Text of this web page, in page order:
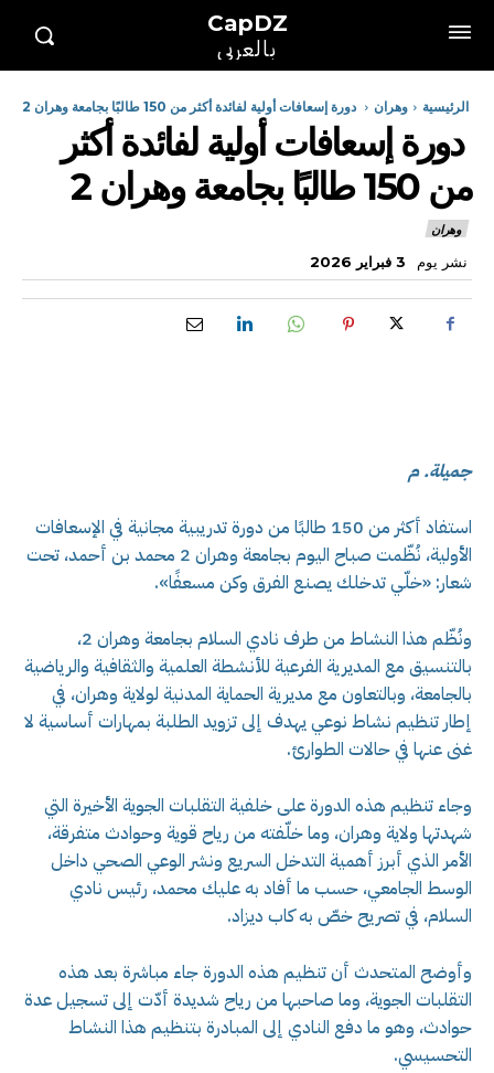
CapDZ
بالعربي
الرئيسية وهران دورة إسعافات أولية لفائدة أكثر من 150 طالبًا بجامعة وهران 2
دورة إسعافات أولية لفائدة أكثر
من 150 طالبًا بجامعة وهران 2
وهران
نشر يوم 3 فبراير 2026
جميلة. م
استفاد أكثر من 150 طالبًا من دورة تدريبية مجانية في الإسعافات
الأولية، نُظّمت صباح اليوم بجامعة وهران 2 محمد بن أحمد، تحت
شعار: «خلّي تدخلك يصنع الفرق وكن مسعفًا».
ونُظّم هذا النشاط من طرف نادي السلام بجامعة وهران 2،
بالتنسيق مع المديرية الفرعية للأنشطة العلمية والثقافية والرياضية
بالجامعة، وبالتعاون مع مديرية الحماية المدنية لولاية وهران، في
إطار تنظيم نشاط نوعي يهدف إلى تزويد الطلبة بمهارات أساسية لا
غنى عنها في حالات الطوارئ.
وجاء تنظيم هذه الدورة على خلفية التقلبات الجوية الأخيرة التي
شهدتها ولاية وهران، وما خلّفته من رياح قوية وحوادث متفرقة،
الأمر الذي أبرز أهمية التدخل السريع ونشر الوعي الصحي داخل
الوسط الجامعي، حسب ما أفاد به عليك محمد، رئيس نادي
السلام، في تصريح خصّ به كاب ديزاد.
وأوضح المتحدث أن تنظيم هذه الدورة جاء مباشرة بعد هذه
التقلبات الجوية، وما صاحبها من رياح شديدة أدّت إلى تسجيل عدة
حوادث، وهو ما دفع النادي إلى المبادرة بتنظيم هذا النشاط
التحسيسي.